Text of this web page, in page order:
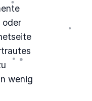
oder
wenig